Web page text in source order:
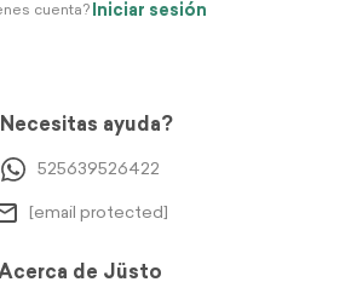
cuenta? Iniciar sesión
ayuda?
525639526422
[email protected]
de Jüsto